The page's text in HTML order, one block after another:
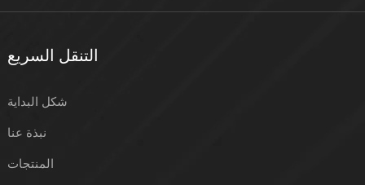
التنقل السريع
شكل البداية
نبذة عنا
المنتجات